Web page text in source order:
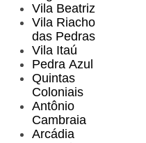
Vila Beatriz
Vila Riacho
das Pedras
Vila Itaú
Pedra Azul
Quintas
Coloniais
Antônio
Cambraia
Arcádia